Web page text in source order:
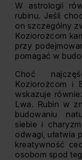
W astrologii
rubinu. Jeśli
on szczególny
Koziorożcom
przy
pomagać w
Choć
Koziorożcom i
wskazuje
Lwa. Rubin w
budowaniu
siebie i
odwagi, ułatwia
kreatywność
osobom spod